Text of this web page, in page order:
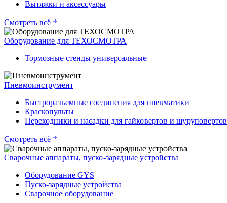
Вытяжки и аксессуары
Смотреть всё
Оборудование для ТЕХОСМОТРА
Тормозные стенды универсальные
Пневмоинструмент
Быстроразъемные соединения для пневматики
Краскопульты
Переходники и насадки для гайковертов и шуруповертов
Смотреть всё
Сварочные аппараты, пуско-зарядные устройства
Оборудование GYS
Пуско-зарядные устройства
Сварочное оборудование